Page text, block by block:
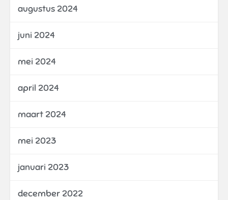
augustus 2024
juni 2024
mei 2024
april 2024
maart 2024
mei 2023
januari 2023
december 2022